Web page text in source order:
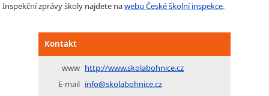
Inspekční zprávy školy najdete nawebu České školní inspekce.
Kontakt
www http://www.skolabohnice.cz
E-mail info@skolabohnice.cz